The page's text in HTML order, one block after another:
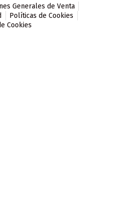
Generales de Venta
Políticas de Cookies
Cookies